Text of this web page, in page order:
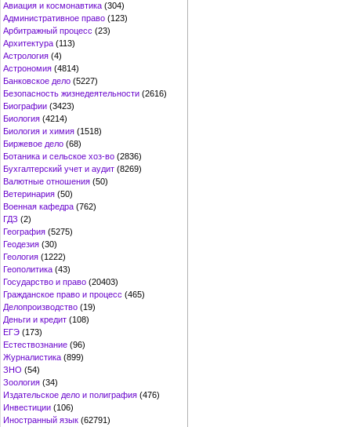
Авиация и космонавтика (304)
Административное право (123)
Арбитражный процесс (23)
Архитектура (113)
Астрология (4)
Астрономия (4814)
Банковское дело (5227)
Безопасность жизнедеятельности (2616)
Биографии (3423)
Биология (4214)
Биология и химия (1518)
Биржевое дело (68)
Ботаника и сельское хоз-во (2836)
Бухгалтерский учет и аудит (8269)
Валютные отношения (50)
Ветеринария (50)
Военная кафедра (762)
ГДЗ (2)
География (5275)
Геодезия (30)
Геология (1222)
Геополитика (43)
Государство и право (20403)
Гражданское право и процесс (465)
Делопроизводство (19)
Деньги и кредит (108)
ЕГЭ (173)
Естествознание (96)
Журналистика (899)
ЗНО (54)
Зоология (34)
Издательское дело и полиграфия (476)
Инвестиции (106)
Иностранный язык (62791)